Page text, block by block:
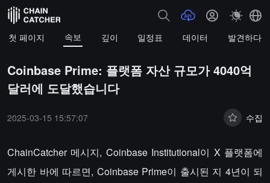
첫 페이지 속보 깊이 일정표 데이터 발견하다
Coinbase Prime: 플랫폼 자산 규모가 4040억
달러에 도달했습니다
2025-03-15 15:57:07 수집
ChainCatcher 메시지, Coinbase Institutional이 X 플랫폼에
게시한 바에 따르면, Coinbase Prime이 출시된 지 4년이 되